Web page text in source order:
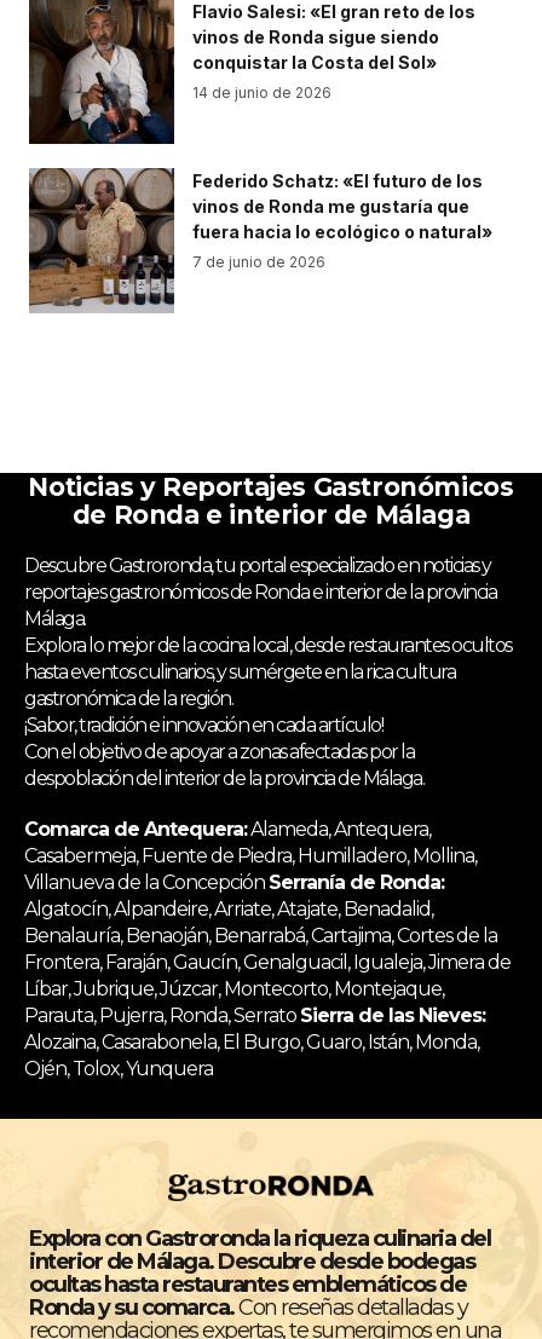
Flavio Salesi: «El gran reto de los
vinos de Ronda sigue siendo
conquistar la Costa del Sol»
14 de junio de 2026
Federido Schatz: «El futuro de los
vinos de Ronda me gustaría que
fuera hacia lo ecológico o natural»
7 de junio de 2026
Noticias y Reportajes Gastronómicos
de Ronda e interior de Málaga
Descubre Gastroronda, tu portal especializado en noticias y
reportajes gastronómicos de Ronda e interior de la provincia
Málaga.
Explora lo mejor de la cocina local, desde restaurantes ocultos
hasta eventos culinarios, y sumérgete en la rica cultura
gastronómica de la región.
¡Sabor, tradición e innovación en cada artículo!
Con el objetivo de apoyar a zonas afectadas por la
despoblación del interior de la provincia de Málaga.
Comarca de Antequera:Alameda, Antequera,
Casabermeja, Fuente de Piedra, Humilladero, Mollina,
Villanueva de la Concepción Serranía de Ronda:
Algatocín, Alpandeire, Arriate, Atajate, Benadalid,
Benalauría, Benaoján, Benarrabá, Cartajima, Cortes de la
Frontera, Faraján, Gaucín, Genalguacil, Igualeja, Jimera de
Líbar, Jubrique, Júzcar, Montecorto, Montejaque,
Parauta, Pujerra, Ronda, Serrato Sierra de las Nieves:
Alozaina, Casarabonela, El Burgo, Guaro, Istán, Monda,
Ojén, Tolox, Yunquera
Explora con Gastroronda la riqueza culinaria del
interior de Málaga. Descubre desde bodegas
ocultas hasta restaurantes emblemáticos de
Ronda y su comarca.Con reseñas detalladas y
recomendaciones expertas, te sumergimos en una